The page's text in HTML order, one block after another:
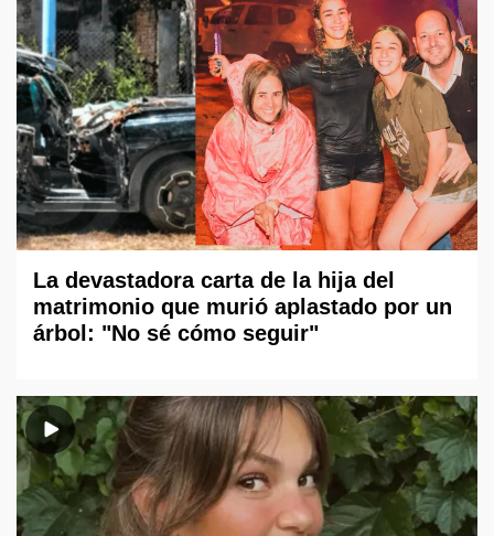
La devastadora carta de la hija del
matrimonio que murió aplastado por un
árbol: "No sé cómo seguir"